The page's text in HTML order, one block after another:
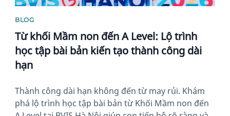
BLOG
Từ khối Mầm non đến A Level: Lộ trình
học tập bài bản kiến tạo thành công dài
hạn
Thành công dài hạn không đến từ may rủi. Khám
phá lộ trình học tập bài bản từ Khối Mầm non đến